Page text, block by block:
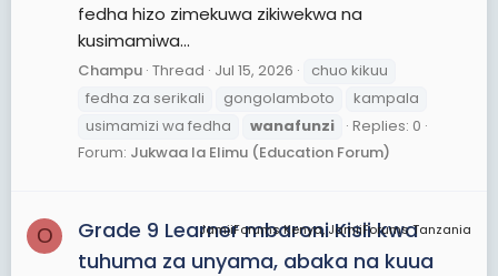
fedha hizo zimekuwa zikiwekwa na
kusimamiwa...
Champu Thread Jul 15, 2026
chuo kikuu
fedha za serikali
gongolamboto
kampala
usimamizi wa fedha
wanafunzi
Replies: 0
Forum: Jukwaa la Elimu (Education Forum)
O JamiiForums Kenya, JamiiForums Tanzania
Grade 9 Learner mbaroni Kisii kwa
tuhuma za unyama, abaka na kuua